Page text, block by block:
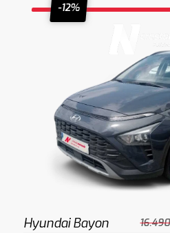
-12%
Hyundai Bayon